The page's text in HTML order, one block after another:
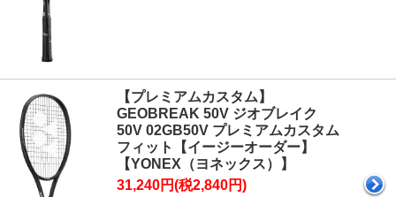
【プレミアムカスタム】
GEOBREAK 50V ジオブレイク
50V 02GB50V プレミアムカスタム
フィット【イージーオーダー】
【YONEX（ヨネックス）】
31,240円(税2,840円)